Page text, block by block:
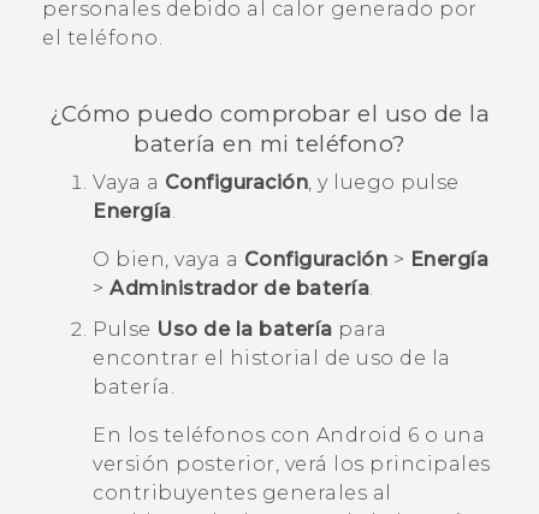
personales debido al calor generado por
el teléfono.
¿Cómo puedo comprobar el uso de la
batería en mi teléfono?
Vaya a Configuración, y luego pulse
Energía.
O bien, vaya a Configuración > Energía
> Administrador de batería.
Pulse Uso de la batería para
encontrar el historial de uso de la
batería.
En los teléfonos con Android 6 o una
versión posterior, verá los principales
contribuyentes generales al